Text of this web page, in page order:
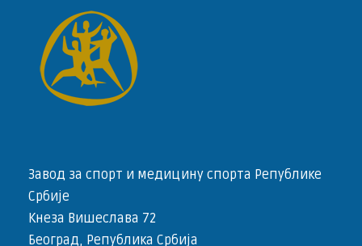
Завод за спорт и медицину спорта Републике
Србије
Кнеза Вишеслава 72
Београд, Република Србија